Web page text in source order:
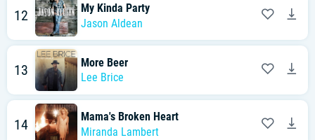
12
My Kinda Party
Jason Aldean
13
More Beer
Lee Brice
14
Mama's Broken Heart
Miranda Lambert